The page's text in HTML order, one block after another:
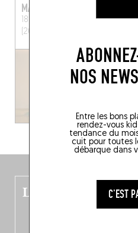
NOS
Entre les bons
rendez-vous
tendance du
cuit pour toutes
débarque dans
C'EST
MARIGOLD
18 Vrijdagmarkt
Anvers
(2000)
Le nouveau guide